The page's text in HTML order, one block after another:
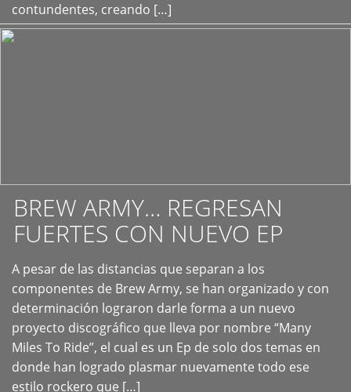
contundentes, creando […]
BREW ARMY… REGRESAN
FUERTES CON NUEVO EP
A pesar de las distancias que separan a los
componentes de Brew Army, se han organizado y con
determinación lograron darle forma a un nuevo
proyecto discográfico que lleva por nombre “Many
Miles To Ride”, el cual es un Ep de solo dos temas en
donde han logrado plasmar nuevamente todo ese
estilo rockero que […]
+